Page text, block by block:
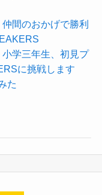
仲間のおかげで勝利
小学三年生、初見プ
に挑戦します
た